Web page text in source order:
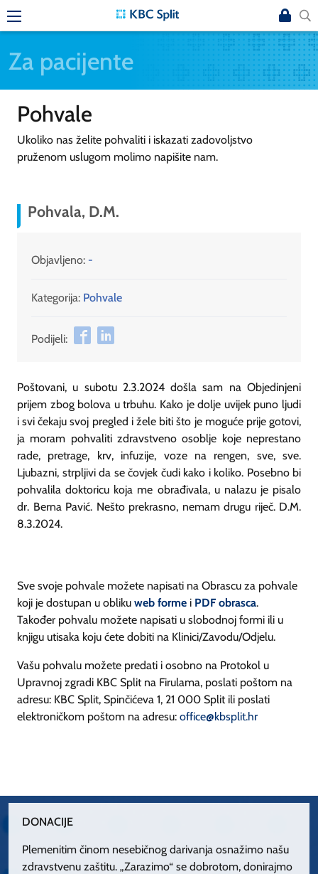
Za pacijente
Pohvale
Ukoliko nas želite pohvaliti i iskazati zadovoljstvo
pruženom uslugom molimo napišite nam.
Pohvala, D.M.
Objavljeno: -
Kategorija: Pohvale
Podijeli:
Poštovani, u subotu 2.3.2024 došla sam na Objedinjeni
prijem zbog bolova u trbuhu. Kako je dolje uvijek puno ljudi
i svi čekaju svoj pregled i žele biti što je moguće prije gotovi,
ja moram pohvaliti zdravstveno osoblje koje neprestano
rade, pretrage, krv, infuzije, voze na rengen, sve, sve.
Ljubazni, strpljivi da se čovjek čudi kako i koliko. Posebno bi
pohvalila doktoricu koja me obrađivala, u nalazu je pisalo
dr. Berna Pavić. Nešto prekrasno, nemam drugu riječ. D.M.
8.3.2024.
Sve svoje pohvale možete napisati na Obrascu za pohvale
koji je dostupan u obliku web forme i PDF obrasca.
Također pohvalu možete napisati u slobodnoj formi ili u
knjigu utisaka koju ćete dobiti na Klinici/Zavodu/Odjelu.
Vašu pohvalu možete predati i osobno na Protokol u
Upravnoj zgradi KBC Split na Firulama, poslati poštom na
adresu: KBC Split, Spinčićeva 1, 21 000 Split ili poslati
elektroničkom poštom na adresu: office@kbsplit.hr
DONACIJE
Plemenitim činom nesebičnog darivanja osnažimo našu
zdravstvenu zaštitu. „Zarazimo“ se dobrotom, donirajmo